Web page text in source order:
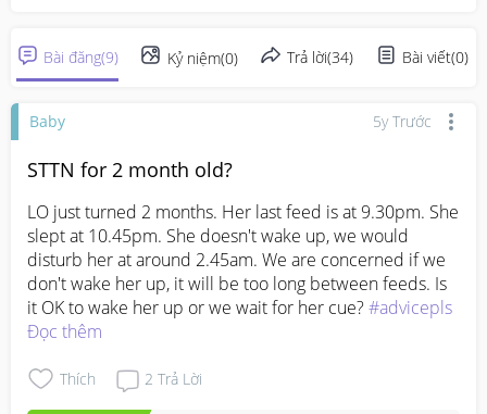
Bài đăng(9) Kỷ niệm(0) Trả lời(34) Bài viết(0)
Baby 5y Trước
STTN for 2 month old?
LO just turned 2 months. Her last feed is at 9.30pm. She
slept at 10.45pm. She doesn't wake up, we would
disturb her at around 2.45am. We are concerned if we
don't wake her up, it will be too long between feeds. Is
it OK to wake her up or we wait for her cue? #advicepls
Đọc thêm
Thích 2 Trả Lời